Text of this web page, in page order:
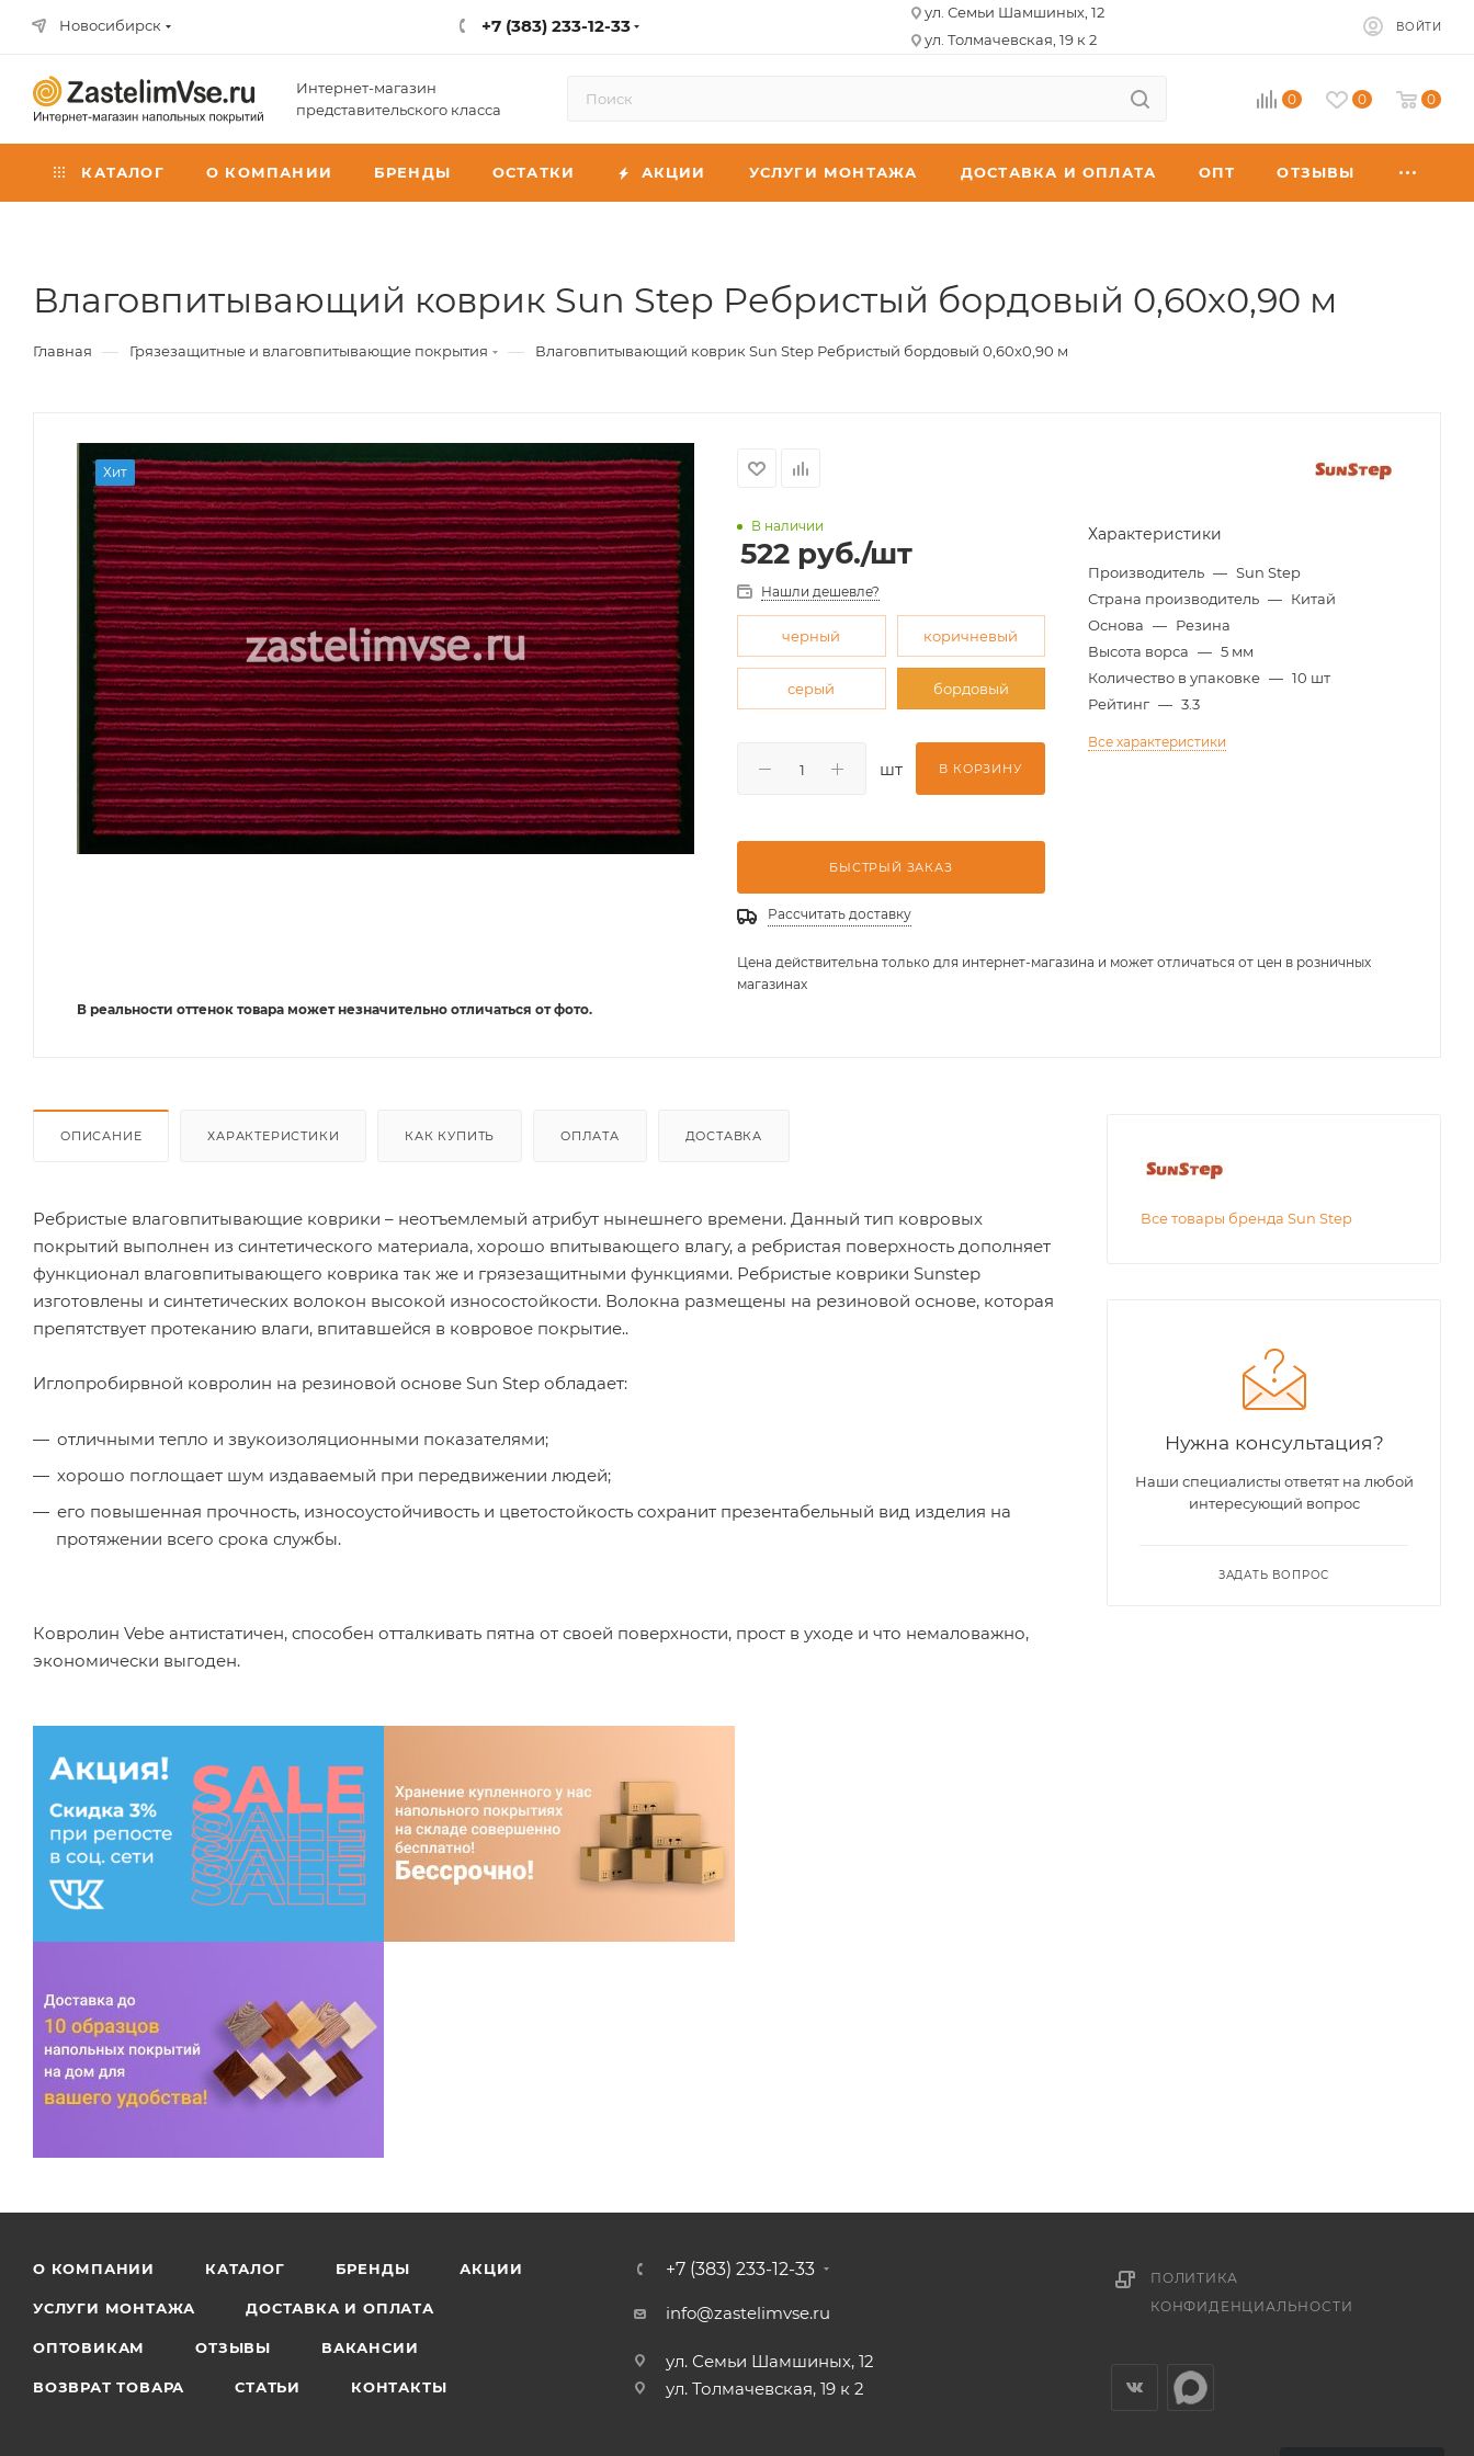
Новосибирск +7 (383) 233-12-33
ул. Семьи Шамшиных, 12
ул. Толмачевская, 19 к 2
ВОЙТИ
Интернет-магазин
представительского класса
0 0 0
КАТАЛОГ О КОМПАНИИ БРЕНДЫ ОСТАТКИ АКЦИИ УСЛУГИ МОНТАЖА ДОСТАВКА И ОПЛАТА ОПТ ОТЗЫВЫ
Влаговпитывающий коврик Sun Step Ребристый бордовый 0,60х0,90 м
Главная — Грязезащитные и влаговпитывающие покрытия — Влаговпитывающий коврик Sun Step Ребристый бордовый 0,60х0,90 м
Хит
В наличии
522 руб./шт
Нашли дешевле?
черный коричневый
серый бордовый
шт В КОРЗИНУ
БЫСТРЫЙ ЗАКАЗ
Рассчитать доставку
Характеристики
Производитель — Sun Step
Страна производитель — Китай
Основа — Резина
Высота ворса — 5 мм
Количество в упаковке — 10 шт
Рейтинг — 3.3
Все характеристики
Цена действительна только для интернет-магазина и может отличаться от цен в розничных
магазинах
В реальности оттенок товара может незначительно отличаться от фото.
ОПИСАНИЕ ХАРАКТЕРИСТИКИ КАК КУПИТЬ ОПЛАТА ДОСТАВКА
Ребристые влаговпитывающие коврики – неотъемлемый атрибут нынешнего времени. Данный тип ковровых
покрытий выполнен из синтетического материала, хорошо впитывающего влагу, а ребристая поверхность дополняет
функционал влаговпитывающего коврика так же и грязезащитными функциями. Ребристые коврики Sunstep
изготовлены и синтетических волокон высокой износостойкости. Волокна размещены на резиновой основе, которая
препятствует протеканию влаги, впитавшейся в ковровое покрытие..
Иглопробирвной ковролин на резиновой основе Sun Step обладает:
отличными тепло и звукоизоляционными показателями;
хорошо поглощает шум издаваемый при передвижении людей;
его повышенная прочность, износоустойчивость и цветостойкость сохранит презентабельный вид изделия на
протяжении всего срока службы.
Ковролин Vebe антистатичен, способен отталкивать пятна от своей поверхности, прост в уходе и что немаловажно,
экономически выгоден.
Все товары бренда Sun Step
Нужна консультация?
Наши специалисты ответят на любой
интересующий вопрос
ЗАДАТЬ ВОПРОС
О КОМПАНИИ КАТАЛОГ БРЕНДЫ АКЦИИ
УСЛУГИ МОНТАЖА ДОСТАВКА И ОПЛАТА
ОПТОВИКАМ ОТЗЫВЫ ВАКАНСИИ
ВОЗВРАТ ТОВАРА СТАТЬИ КОНТАКТЫ
+7 (383) 233-12-33
info@zastelimvse.ru
ул. Семьи Шамшиных, 12
ул. Толмачевская, 19 к 2
ПОЛИТИКА
КОНФИДЕНЦИАЛЬНОСТИ